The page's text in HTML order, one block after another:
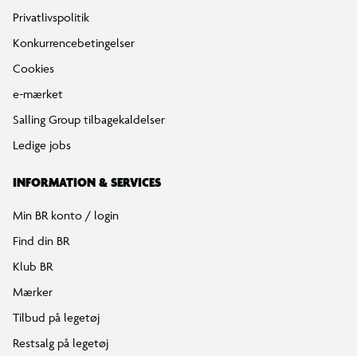
Privatlivspolitik
Konkurrencebetingelser
Cookies
e-mærket
Salling Group tilbagekaldelser
Ledige jobs
INFORMATION & SERVICES
Min BR konto / login
Find din BR
Klub BR
Mærker
Tilbud på legetøj
Restsalg på legetøj